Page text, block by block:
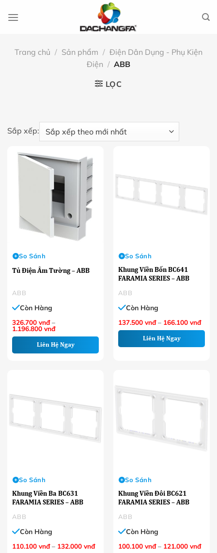
đến
Trang chủ / Sản phẩm / Điện Dân Dụng - Phụ Kiện
Điện / ABB
LỌC
Sắp xếp:
ABB
Tủ Điện Âm Tường – ABB
So Sánh
Còn Hàng
326.700 vnđ –
1.196.800 vnđKhoảng
từ
326.700 VNĐ
đến
Liên Hệ Ngay
ABB
Khung Viền Bốn BC641
FARAMIA SERIES – ABB
So Sánh
Còn Hàng
137.500 vnđ – 166.100 vnđ
từ
đến
Liên Hệ Ngay
ABB
Khung Viền Ba BC631
FARAMIA SERIES – ABB
So Sánh
Còn Hàng
110.100 vnđ – 132.000 vnđKhoảng
ABB
Khung Viền Đôi BC621
FARAMIA SERIES – ABB
So Sánh
Còn Hàng
100.100 vnđ – 121.000 vnđ